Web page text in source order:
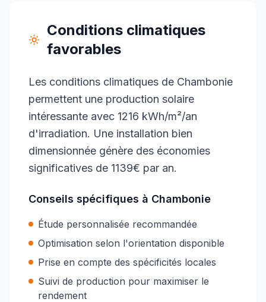
Conditions climatiques
favorables
Les conditions climatiques de Chambonie
permettent une production solaire
intéressante avec 1216 kWh/m²/an
d'irradiation. Une installation bien
dimensionnée génère des économies
significatives de 1139€ par an.
Conseils spécifiques à Chambonie
Étude personnalisée recommandée
Optimisation selon l'orientation disponible
Prise en compte des spécificités locales
Suivi de production pour maximiser le
rendement